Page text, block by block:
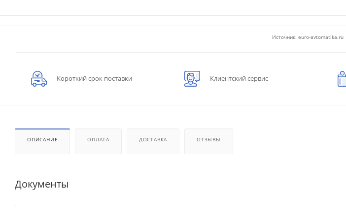
Источник: euro-avtomatika.ru
Короткий срок поставки Клиентский сервис
ОПИСАНИЕ ОПЛАТА ДОСТАВКА ОТЗЫВЫ
Документы